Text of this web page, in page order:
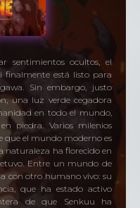
sentimientos ocultos, el
finalmente está listo para
Sin embargo, justo
una luz verde cegadora
en todo el mundo,
piedra. Varios milenios
que el mundo moderno es
naturaleza ha florecido en
Entre un mundo de
con otro humano vivo: su
que ha estado activo
de que Senkuu ha